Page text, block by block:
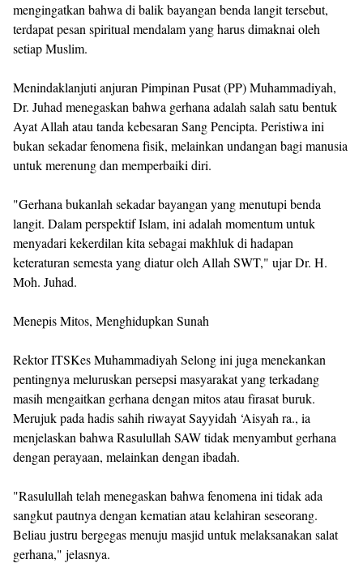
mengingatkan bahwa di balik bayangan benda langit tersebut,
terdapat pesan spiritual mendalam yang harus dimaknai oleh
setiap Muslim.
Menindaklanjuti anjuran Pimpinan Pusat (PP) Muhammadiyah,
Dr. Juhad menegaskan bahwa gerhana adalah salah satu bentuk
Ayat Allah atau tanda kebesaran Sang Pencipta. Peristiwa ini
bukan sekadar fenomena fisik, melainkan undangan bagi manusia
untuk merenung dan memperbaiki diri.
"Gerhana bukanlah sekadar bayangan yang menutupi benda
langit. Dalam perspektif Islam, ini adalah momentum untuk
menyadari kekerdilan kita sebagai makhluk di hadapan
keteraturan semesta yang diatur oleh Allah SWT," ujar Dr. H.
Moh. Juhad.
Menepis Mitos, Menghidupkan Sunah
Rektor ITSKes Muhammadiyah Selong ini juga menekankan
pentingnya meluruskan persepsi masyarakat yang terkadang
masih mengaitkan gerhana dengan mitos atau firasat buruk.
Merujuk pada hadis sahih riwayat Sayyidah ‘Aisyah ra., ia
menjelaskan bahwa Rasulullah SAW tidak menyambut gerhana
dengan perayaan, melainkan dengan ibadah.
"Rasulullah telah menegaskan bahwa fenomena ini tidak ada
sangkut pautnya dengan kematian atau kelahiran seseorang.
Beliau justru bergegas menuju masjid untuk melaksanakan salat
gerhana," jelasnya.